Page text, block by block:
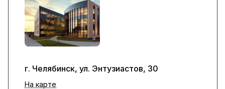
г. Челябинск, ул. Энтузиастов, 30
На карте